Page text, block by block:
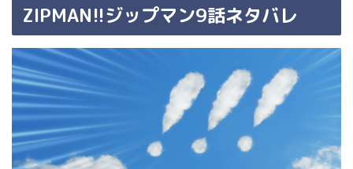
ZIPMAN!!ジップマン9話ネタバレ